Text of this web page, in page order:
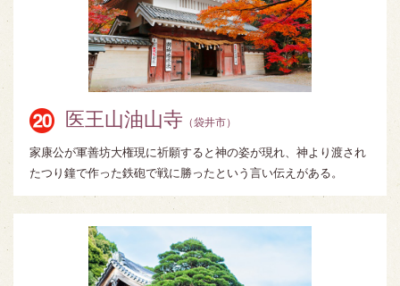
医王山油山寺 （袋井市）
家康公が軍善坊大権現に祈願すると神の姿が現れ、神より渡され
たつり鐘で作った鉄砲で戦に勝ったという言い伝えがある。